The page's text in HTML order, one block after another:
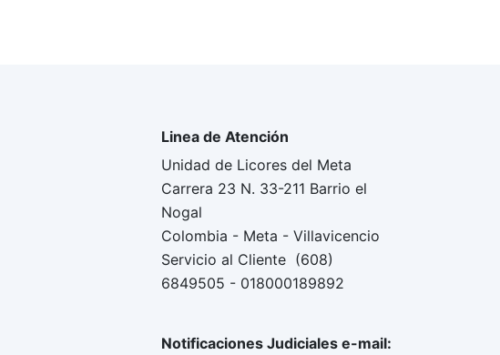
Linea de Atención
Unidad de Licores del Meta
Carrera 23 N. 33-211 Barrio el
Nogal
Colombia - Meta - Villavicencio
Servicio al Cliente (608)
6849505 - 018000189892
Notificaciones Judiciales e-mail: